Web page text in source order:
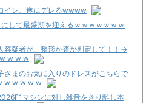
イン、遂にデレるwwww
にして最盛期を迎えるｗｗｗｗｗｗｗ
容疑者が、整形か否か判定して！！→
w w w
さまのお気に入りのドレスがこちらで
w w w w w
マシンに対し雑音をきり離し本
いらしい